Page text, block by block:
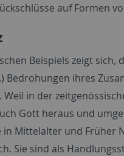
auf Formen
Beispiels zeigt
Bedrohungen ihres
Weil in der
Gott heraus und
in Mittelalter und
Sie sind als